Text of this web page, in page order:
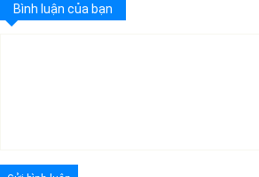
Bình luận của bạn